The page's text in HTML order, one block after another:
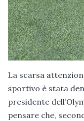
La scarsa
sportivo è stata
presidente
pensare che,